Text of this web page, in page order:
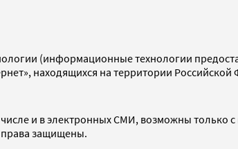
(информационные технологии
находящихся на территории
и в электронных СМИ, возможны только
права защищены.